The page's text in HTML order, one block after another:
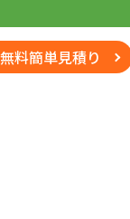
無料簡単見積り